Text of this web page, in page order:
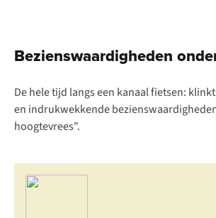
Bezienswaardigheden
De hele tijd langs een kanaal fietsen:
en indrukwekkende
hoogtevrees".